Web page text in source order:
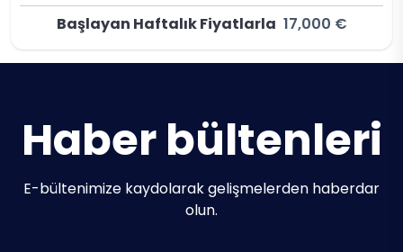
Başlayan Haftalık Fiyatlarla 17,000 €
Haber bültenleri
E-bültenimize kaydolarak gelişmelerden haberdar
olun.